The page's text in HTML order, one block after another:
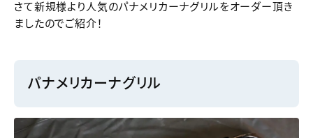
さて新規様より人気のパナメリカーナグリルをオーダー頂き
ましたのでご紹介！
パナメリカーナグリル